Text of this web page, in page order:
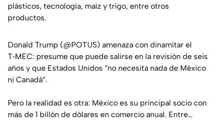
plásticos, tecnología, maíz y trigo, entre otros
productos.
Donald Trump (@POTUS) amenaza con dinamitar el
T‑MEC: presume que puede salirse en la revisión de seis
años y que Estados Unidos “no necesita nada de México
ni Canadá”.
Pero la realidad es otra: México es su principal socio con
más de 1 billón de dólares en comercio anual. Entre…